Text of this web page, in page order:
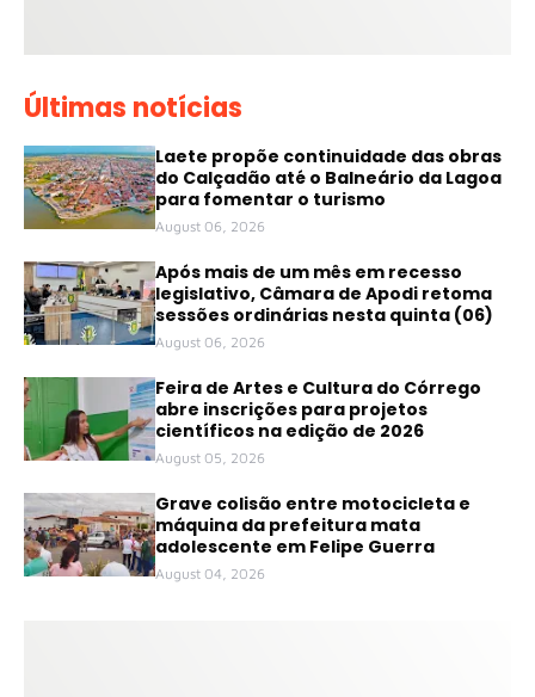
Últimas notícias
Laete propõe continuidade das obras
do Calçadão até o Balneário da Lagoa
para fomentar o turismo
August 06, 2026
Após mais de um mês em recesso
legislativo, Câmara de Apodi retoma
sessões ordinárias nesta quinta (06)
August 06, 2026
Feira de Artes e Cultura do Córrego
abre inscrições para projetos
científicos na edição de 2026
August 05, 2026
Grave colisão entre motocicleta e
máquina da prefeitura mata
adolescente em Felipe Guerra
August 04, 2026